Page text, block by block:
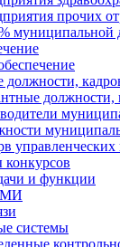
прочих
муниципальной
должности,
управленческих
конкурсов
и функции
системы